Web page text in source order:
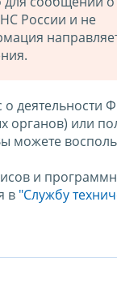
России и не
о деятельности
органов) или
можете
и
в "Службу